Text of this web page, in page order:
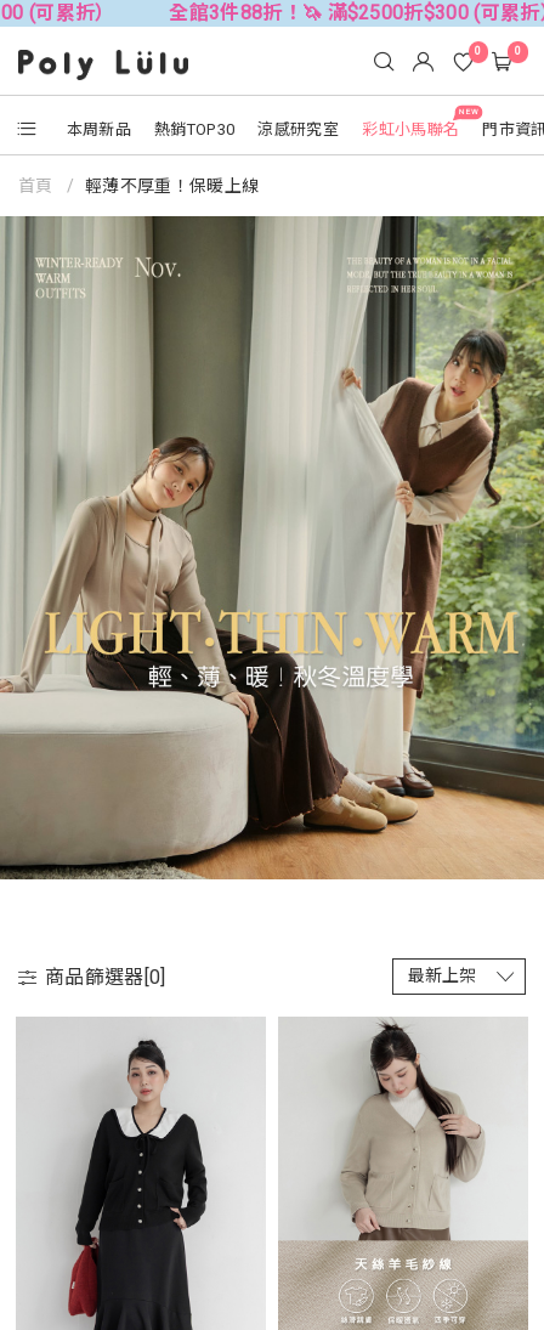
全館3件88折！🦄 滿$2500折$300 (可累折）
本周新品 熱銷TOP30 涼感研究室
NEW
彩虹小馬聯名 門市資
0 0
首頁 輕薄不厚重！保暖上線
商品篩選器[0]